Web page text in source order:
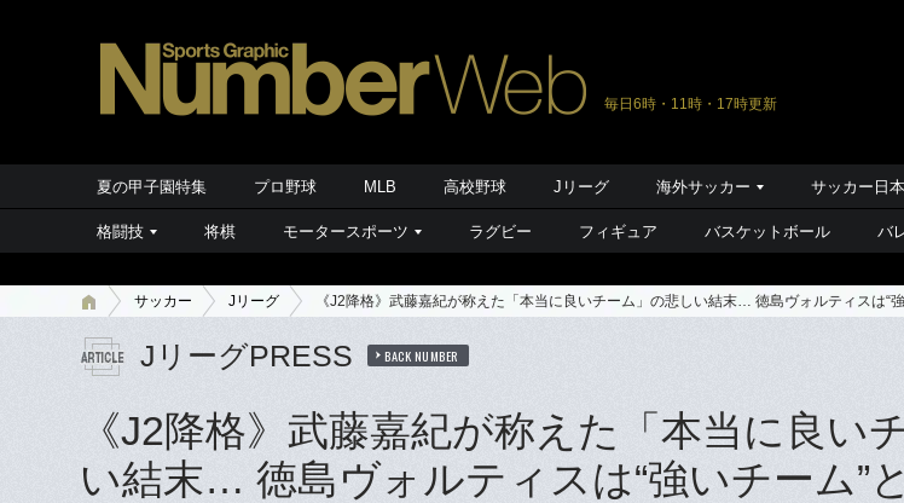
毎日6時・11時・17時更新
夏の甲子園特集 プロ野球 MLB 高校野球 Jリーグ 海外サッカー サッカー日
格闘技 将棋 モータースポーツ ラグビー フィギュア バスケットボール バ
サッカー Jリーグ 《J2降格》武藤嘉紀が称えた「本当に良いチーム」の悲しい結末… 徳島ヴォルティスは“
JリーグPRESS BACK NUMBER
《J2降格》武藤嘉紀が称えた「本当に良い
い結末… 徳島ヴォルティスは“強いチーム”